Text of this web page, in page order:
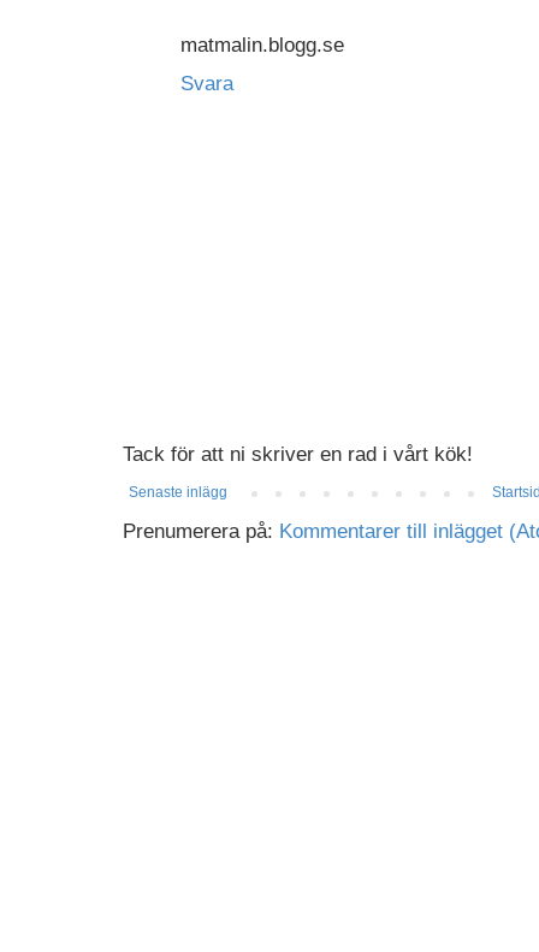
matmalin.blogg.se
Svara
Tack för att ni skriver en rad i vårt kök!
Senaste inlägg
Prenumerera på: Kommentarer till inlägget